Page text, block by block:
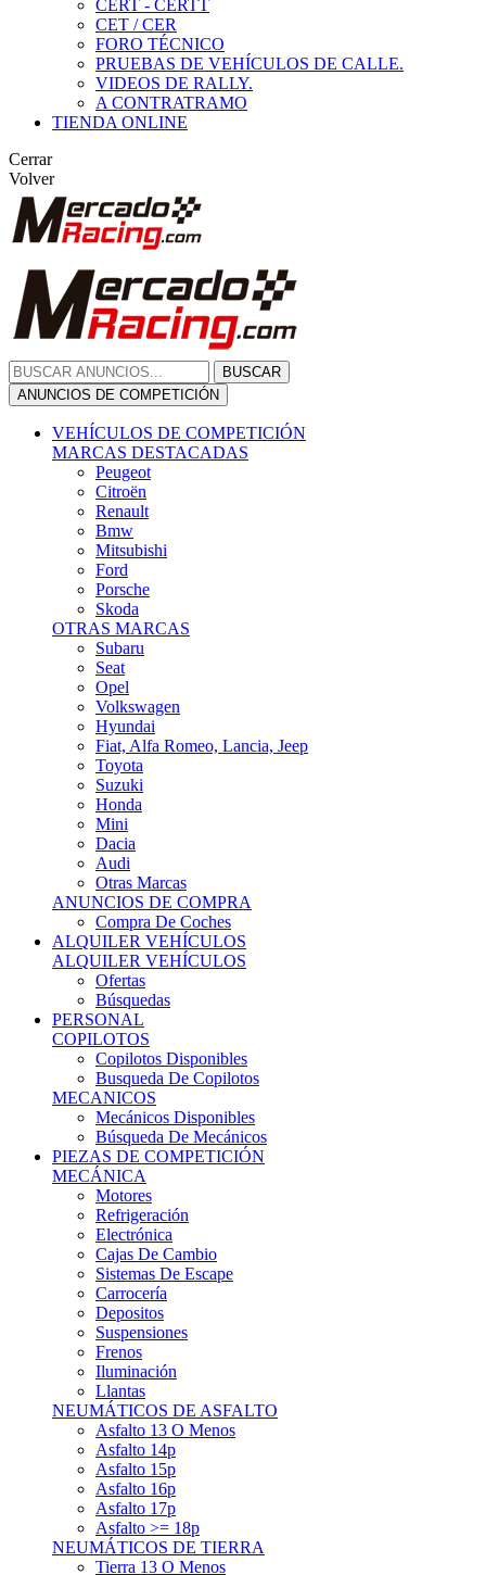
CERT - CERTT
CET / CER
FORO TÉCNICO
PRUEBAS DE VEHÍCULOS DE CALLE.
VIDEOS DE RALLY.
A CONTRATRAMO
TIENDA ONLINE
Cerrar
Volver
BUSCAR
ANUNCIOS DE COMPETICIÓN
VEHÍCULOS DE COMPETICIÓN
MARCAS DESTACADAS
Peugeot
Citroën
Renault
Bmw
Mitsubishi
Ford
Porsche
Skoda
OTRAS MARCAS
Subaru
Seat
Opel
Volkswagen
Hyundai
Fiat, Alfa Romeo, Lancia, Jeep
Toyota
Suzuki
Honda
Mini
Dacia
Audi
Otras Marcas
ANUNCIOS DE COMPRA
Compra De Coches
ALQUILER VEHÍCULOS
ALQUILER VEHÍCULOS
Ofertas
Búsquedas
PERSONAL
COPILOTOS
Copilotos Disponibles
Busqueda De Copilotos
MECANICOS
Mecánicos Disponibles
Búsqueda De Mecánicos
PIEZAS DE COMPETICIÓN
MECÁNICA
Motores
Refrigeración
Electrónica
Cajas De Cambio
Sistemas De Escape
Carrocería
Depositos
Suspensiones
Frenos
Iluminación
Llantas
NEUMÁTICOS DE ASFALTO
Asfalto 13 O Menos
Asfalto 14p
Asfalto 15p
Asfalto 16p
Asfalto 17p
Asfalto >= 18p
NEUMÁTICOS DE TIERRA
Tierra 13 O Menos